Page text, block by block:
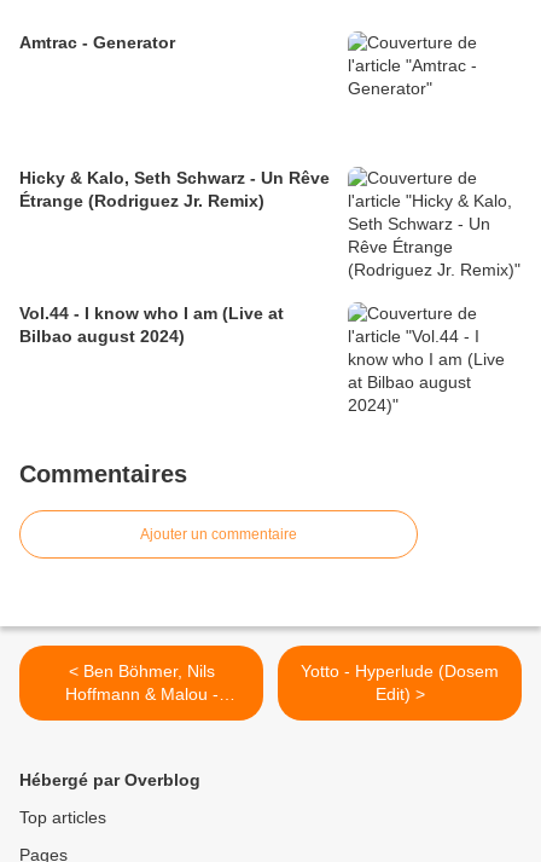
Amtrac - Generator
Hicky & Kalo, Seth Schwarz - Un Rêve
Étrange (Rodriguez Jr. Remix)
Vol.44 - I know who I am (Live at
Bilbao august 2024)
Commentaires
Ajouter un commentaire
< Ben Böhmer, Nils
Hoffmann & Malou -
Breathing
Yotto - Hyperlude (Dosem
Edit) >
Hébergé par Overblog
Top articles
Pages